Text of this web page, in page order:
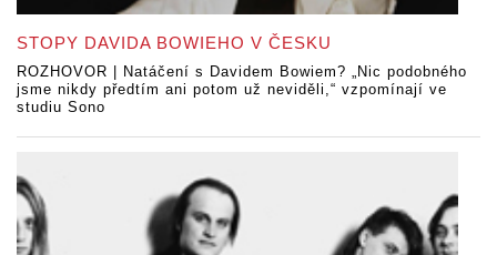
STOPY DAVIDA BOWIEHO V ČESKU
ROZHOVOR | Natáčení s Davidem Bowiem? „Nic podobného
jsme nikdy předtím ani potom už neviděli,“ vzpomínají ve
studiu Sono